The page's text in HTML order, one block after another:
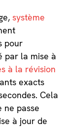
système
pour
par la mise à
à la révision
exacts
Cela
ne passe
à jour de